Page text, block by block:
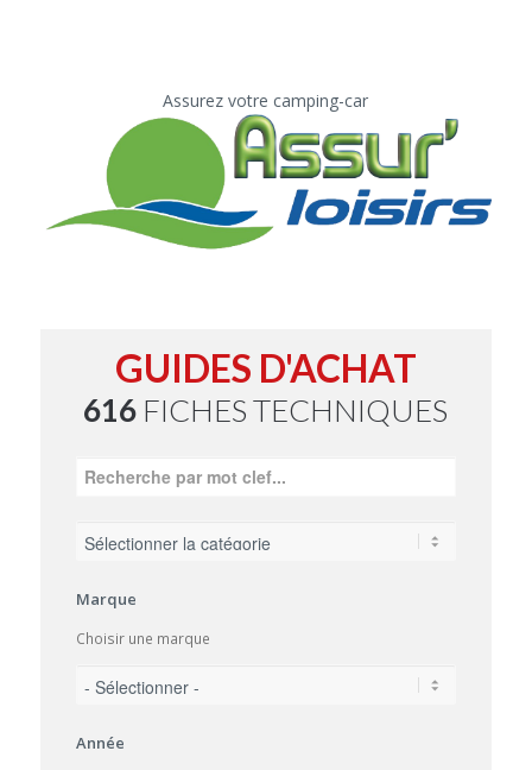
Assurez votre camping-car
GUIDES D'ACHAT
616 FICHES TECHNIQUES
Marque
Choisir une marque
Année